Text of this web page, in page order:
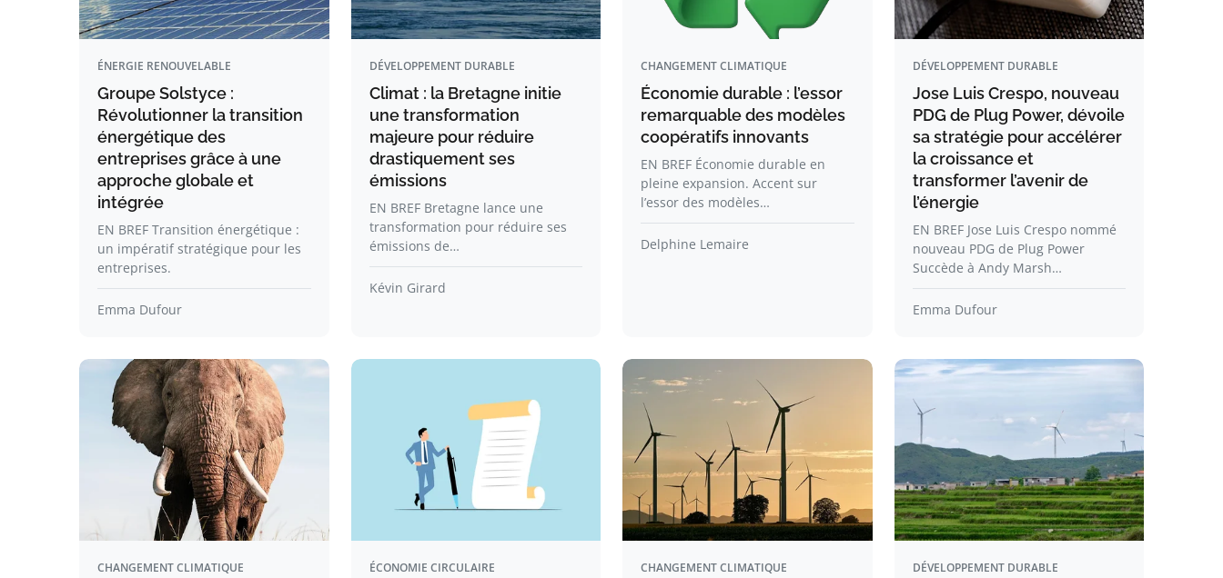
ÉNERGIE RENOUVELABLE
Groupe Solstyce :
Révolutionner la transition
énergétique des
entreprises grâce à une
approche globale et
intégrée
EN BREF Transition énergétique :
un impératif stratégique pour les
entreprises.
Emma Dufour
DÉVELOPPEMENT DURABLE
Climat : la Bretagne initie
une transformation
majeure pour réduire
drastiquement ses
émissions
EN BREF Bretagne lance une
transformation pour réduire ses
émissions de…
Kévin Girard
CHANGEMENT CLIMATIQUE
Économie durable : l’essor
remarquable des modèles
coopératifs innovants
EN BREF Économie durable en
pleine expansion. Accent sur
l’essor des modèles…
Delphine Lemaire
DÉVELOPPEMENT DURABLE
Jose Luis Crespo, nouveau
PDG de Plug Power, dévoile
sa stratégie pour accélérer
la croissance et
transformer l’avenir de
l’énergie
EN BREF Jose Luis Crespo nommé
nouveau PDG de Plug Power
Succède à Andy Marsh…
Emma Dufour
CHANGEMENT CLIMATIQUE ÉCONOMIE CIRCULAIRE CHANGEMENT CLIMATIQUE DÉVELOPPEMENT DURABLE